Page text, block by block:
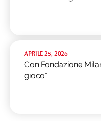
APRILE 25, 2026
Con Fondazione
gioco”